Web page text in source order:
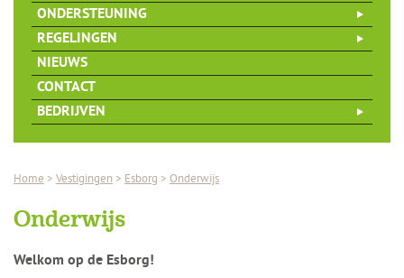
ONDERSTEUNING
REGELINGEN
NIEUWS
CONTACT
BEDRIJVEN
Home > Vestigingen > Esborg > Onderwijs
Onderwijs
Welkom op de Esborg!